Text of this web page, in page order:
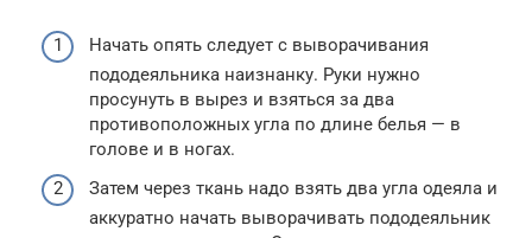
Начать опять следует с выворачивания
пододеяльника наизнанку. Руки нужно
просунуть в вырез и взяться за два
противоположных угла по длине белья — в
голове и в ногах.
Затем через ткань надо взять два угла одеяла и
аккуратно начать выворачивать пододеяльник